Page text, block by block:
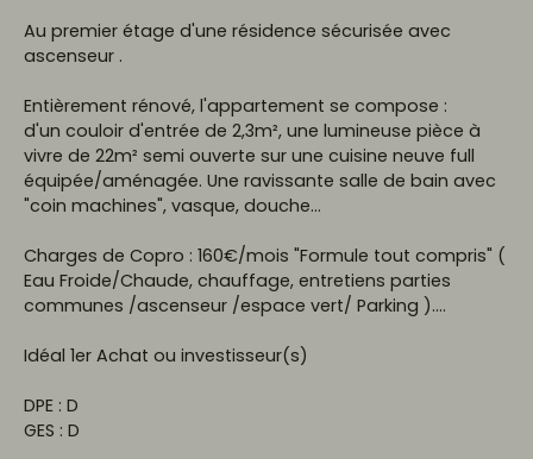
Au premier étage d'une résidence sécurisée avec
ascenseur .
Entièrement rénové, l'appartement se compose :
d'un couloir d'entrée de 2,3m², une lumineuse pièce à
vivre de 22m² semi ouverte sur une cuisine neuve full
équipée/aménagée. Une ravissante salle de bain avec
"coin machines", vasque, douche...
Charges de Copro : 160€/mois "Formule tout compris" (
Eau Froide/Chaude, chauffage, entretiens parties
communes /ascenseur /espace vert/ Parking )....
Idéal 1er Achat ou investisseur(s)
DPE : D
GES : D